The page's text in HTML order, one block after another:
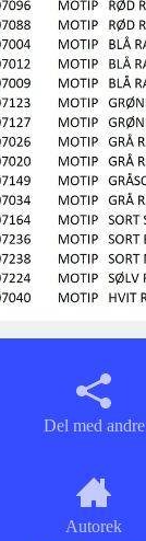
Del med andre
Autorek